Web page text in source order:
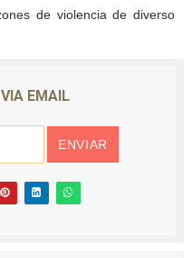
de violencia de diverso
EMAIL